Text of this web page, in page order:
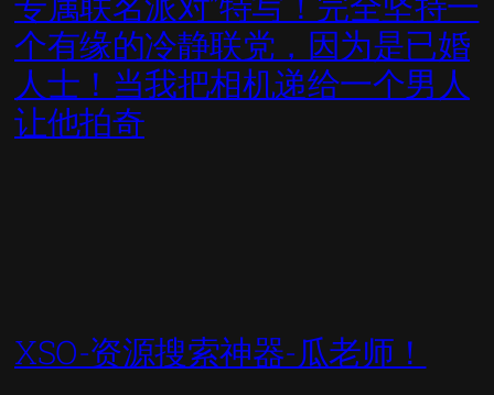
个有缘的冷静联党，因为是已婚
人士！当我把相机递给一个男人
让他拍奇
XSO-资源搜索神器-瓜老师！